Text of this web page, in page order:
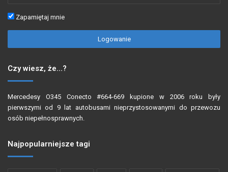
Zapamiętaj mnie
Logowanie
Czy wiesz, że…?
Mercedesy O345 Conecto #664-669 kupione w 2006 roku były
pierwszymi od 9 lat autobusami nieprzystosowanymi do przewozu
osób niepełnosprawnych.
Najpopularniejsze tagi